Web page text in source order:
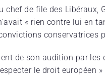
chef de file des Libéraux,
« rien contre lui en
conservatrices
de son audition par les
le droit européen